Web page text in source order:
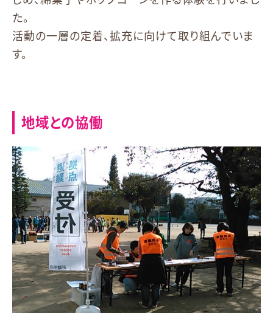
た。
活動の一層の定着、拡充に向けて取り組んでいま
す。
地域との協働